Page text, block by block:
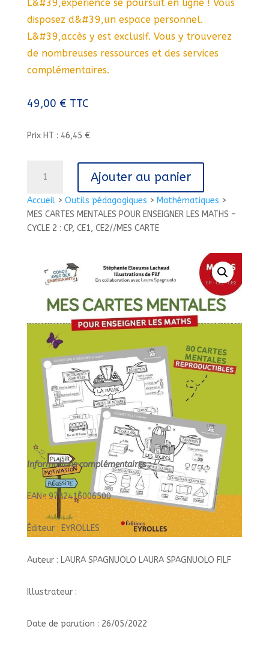
Accueil> Outils pédagogiques > Mathématiques >
MES CARTES MENTALES POUR ENSEIGNER LES MATHS –
CYCLE 2 : CP, CE1, CE2//MES CARTE
L&#39,expérience se poursuit en ligne ! Vous
disposez d&#39,un espace personnel.
L&#39,accès y est exclusif. Vous y trouverez
de nombreuses ressources et des services
complémentaires.
49,00 € TTC
Prix HT : 46,45 €
MES
CARTES
MENTALES
MATHS
CE1,
CE2//MES
CARTE
Ajouter au panier
Informations complémentaires :
EAN : 9782416006500
Éditeur : EYROLLES
Auteur : LAURA SPAGNUOLO LAURA SPAGNUOLO FILF
Illustrateur :
Date de parution : 26/05/2022